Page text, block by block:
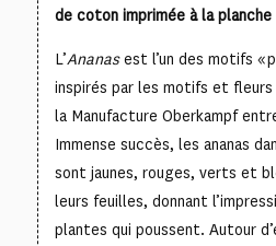
de coton imprimée à la
L’Ananasest l’un des motifs «
inspirés par les motifs et fleurs
la Manufacture Oberkampf
Immense succès, les ananas
sont jaunes, rouges, verts et
leurs feuilles, donnant
plantes qui poussent. Autour